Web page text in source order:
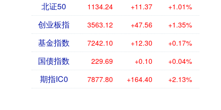
北证50 1134.24 +11.37 +1.01%
创业板指 3563.12 +47.56 +1.35%
基金指数 7242.10 +12.30 +0.17%
国债指数 229.69 +0.10 +0.04%
期指IC0 7877.80 +164.40 +2.13%